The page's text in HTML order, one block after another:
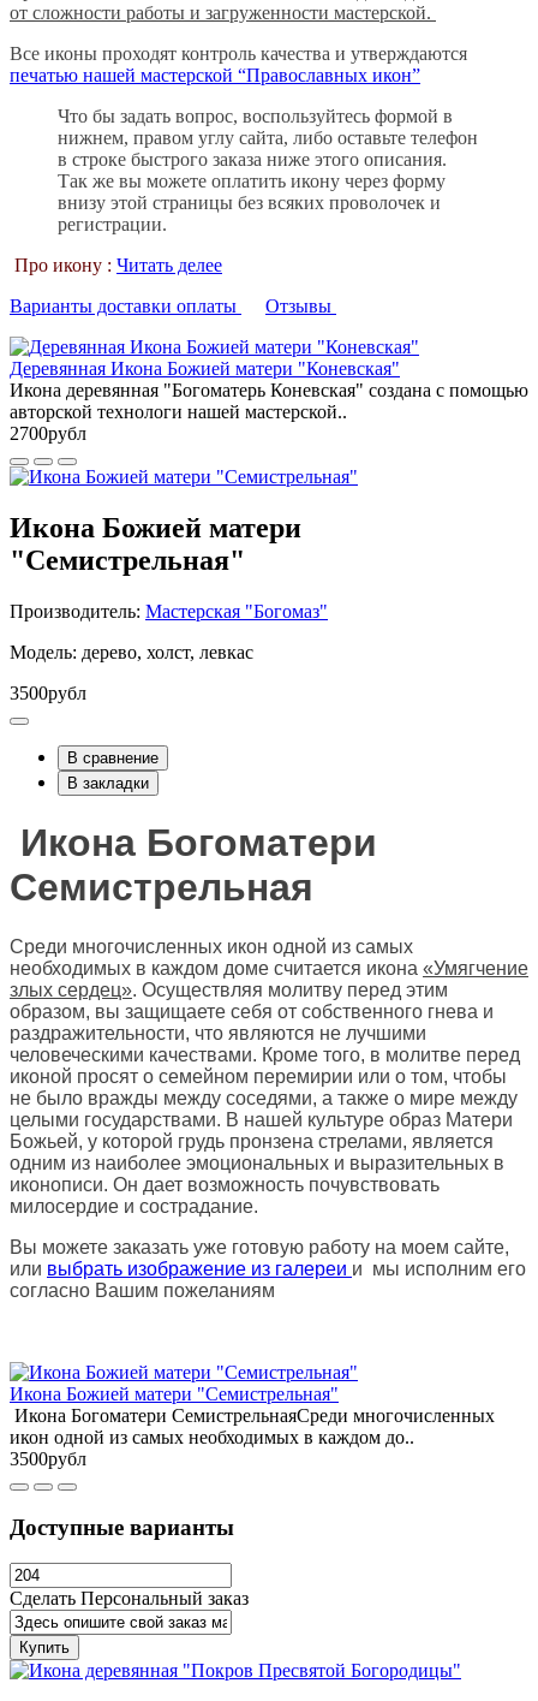
от сложности работы и загруженности мастерской.
Все иконы проходят контроль качества и утверждаются
печатью нашей мастерской “Православных икон”
Что бы задать вопрос, воспользуйтесь формой в
нижнем, правом углу сайта, либо оставьте телефон
в строке быстрого заказа ниже этого описания.
Так же вы можете оплатить икону через форму
внизу этой страницы без всяких проволочек и
регистрации.
Про икону : Читать делее
Варианты доставки оплаты
Отзывы
Деревянная Икона Божией матери "Коневская"
Икона деревянная "Богоматерь Коневская" создана с помощью
авторской технологи нашей мастерской..
2700рубл
Икона Божией матери
"Семистрельная"
Производитель: Мастерская "Богомаз"
Модель: дерево, холст, левкас
3500рубл
В сравнение
В закладки
Икона Богоматери
Семистрельная
Среди многочисленных икон одной из самых
необходимых в каждом доме считается икона «Умягчение
злых сердец». Осуществляя молитву перед этим
образом, вы защищаете себя от собственного гнева и
раздражительности, что являются не лучшими
человеческими качествами. Кроме того, в молитве перед
иконой просят о семейном перемирии или о том, чтобы
не было вражды между соседями, а также о мире между
целыми государствами. В нашей культуре образ Матери
Божьей, у которой грудь пронзена стрелами, является
одним из наиболее эмоциональных и выразительных в
иконописи. Он дает возможность почувствовать
милосердие и сострадание.
Вы можете заказать уже готовую работу на моем сайте,
или выбрать изображение из галереи и мы исполним его
согласно Вашим пожеланиям
Икона Божией матери "Семистрельная"
Икона Богоматери СемистрельнаяСреди многочисленных
икон одной из самых необходимых в каждом до..
3500рубл
Доступные варианты
Сделать Персональный заказ
Купить